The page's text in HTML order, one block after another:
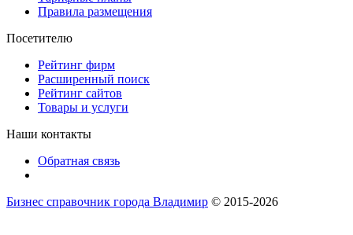
Правила размещения
Посетителю
Рейтинг фирм
Расширенный поиск
Рейтинг сайтов
Товары и услуги
Наши контакты
Обратная связь
Бизнес справочник города Владимир © 2015-2026